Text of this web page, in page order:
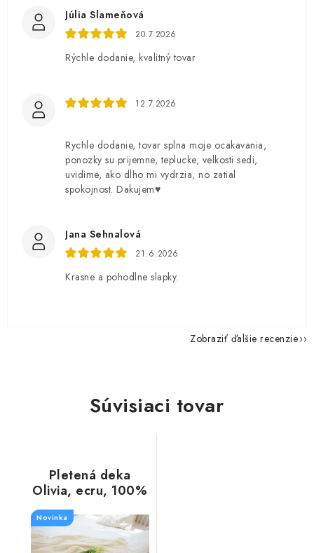
Júlia Slameňová
20.7.2026
Rýchle dodanie, kvalitný tovar
12.7.2026
Rychle dodanie, tovar splna moje ocakavania,
ponozky su prijemne, teplucke, velkosti sedi,
uvidime, ako dlho mi vydrzia, no zatial
spokojnost. Dakujem♥️
Jana Sehnalová
21.6.2026
Krasne a pohodlne slapky.
Zobraziť ďalšie recenzie
Súvisiaci tovar
Pletená deka
Olivia, ecru, 100%
Austrálske Merino
Novinka